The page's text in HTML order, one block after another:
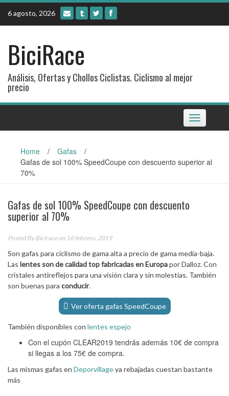
Skip
content
6 agosto, 2026
BiciRace
Análisis, Ofertas y Chollos Ciclistas. Ciclismo al mejor
precio
Toggle
navigation
Home / Gafas
/
Gafas de sol 100% SpeedCoupe con descuento superior al
70%
Gafas de sol 100% SpeedCoupe con descuento
superior al 70%
Posted ByBiciraceon 16 febrero, 2019
Son gafas para ciclismo de gama alta a precio de gama media-baja.
Las lentes son de calidad top fabricadas en Europapor Dalloz. Con
cristales antireflejos para una visión clara y sin molestias. También
son buenas para conducir.
Ver oferta gafas SpeedCoupe
También disponibles con lentes espejo
Con el cupón CLEAR2019 tendrás además 10€ de compra
si llegas a los 75€ de compra.
Las mismas gafas en Deporvillageya rebajadas cuestan bastante
más